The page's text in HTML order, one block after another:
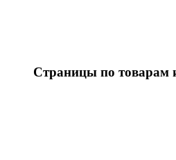
Страницы по товарам